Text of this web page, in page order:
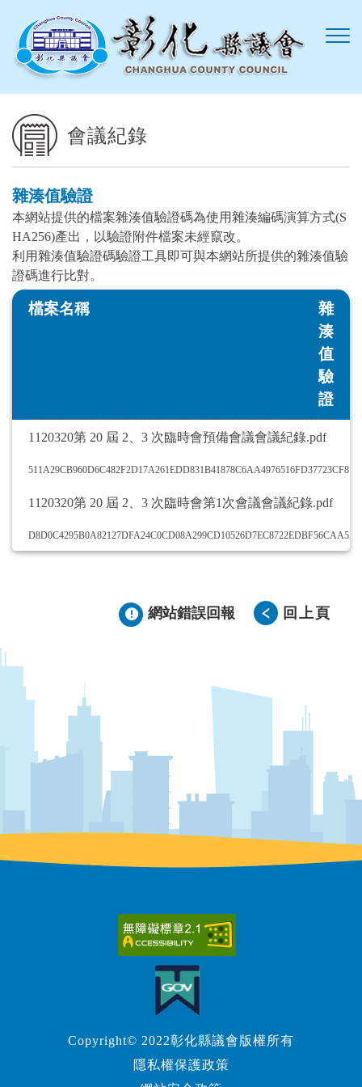
會議紀錄
雜湊值驗證
本網站提供的檔案雜湊值驗證碼為使用雜湊編碼演算方式(S
HA256)產出，以驗證附件檔案未經竄改。
利用雜湊值驗證碼驗證工具即可與本網站所提供的雜湊值驗
證碼進行比對。
檔案名稱
雜
湊
值
驗
證
1120320第 20 屆 2、3 次臨時會預備會議會議紀錄.pdf
1120320第 20 屆 2、3 次臨時會第1次會議會議紀錄.pdf
網站錯誤回報 回上頁
Copyright© 2022彰化縣議會版權所有
隱私權保護政策